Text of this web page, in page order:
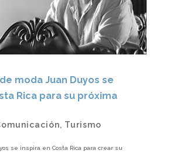
moda Juan Duyos se
Rica para su próxima
, Turismo
se inspira en Costa Rica para crear su